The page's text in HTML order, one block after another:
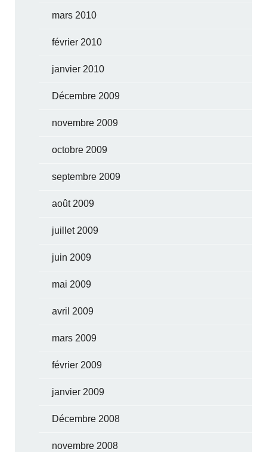
mars 2010
février 2010
janvier 2010
Décembre 2009
novembre 2009
octobre 2009
septembre 2009
août 2009
juillet 2009
juin 2009
mai 2009
avril 2009
mars 2009
février 2009
janvier 2009
Décembre 2008
novembre 2008